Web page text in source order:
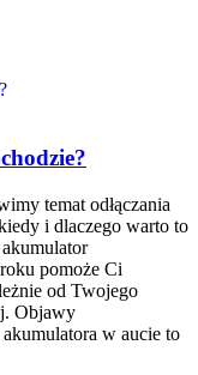
temat odłączania
i dlaczego warto to
pomoże Ci
od Twojego
Objawy
akumulatora w aucie to